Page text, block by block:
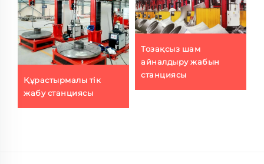
Құрастырмалы тік
жабу станциясы
Тозақсыз шам
айналдыру жабын
станциясы